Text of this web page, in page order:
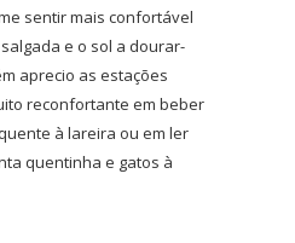
sentir mais confortável
e o sol a dourar-
aprecio as estações
reconfortante em beber
à lareira ou em ler
quentinha e gatos à